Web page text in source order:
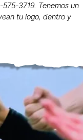
3719. Tenemos un
tu logo, dentro y